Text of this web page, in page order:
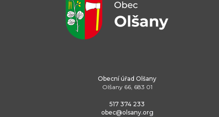
Obecní úřad Olšany
Olšany 66, 683 01
517 374 233
obec@olsany.org